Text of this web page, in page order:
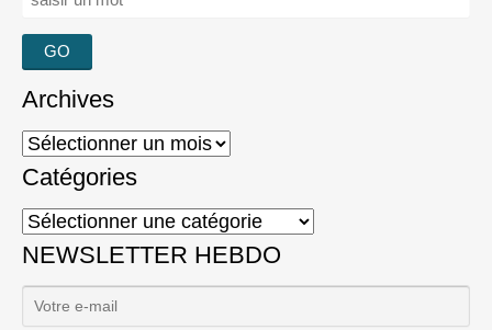
Archives
Archives
Catégories
Catégories
NEWSLETTER HEBDO